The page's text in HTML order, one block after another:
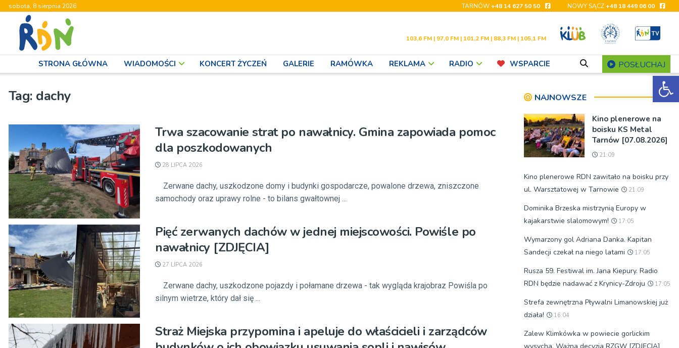
sobota, 8 sierpnia 2026 TARNÓW+48 14 627 50 50 NOWY SĄCZ+48 18 449 06 00
103,6 FM | 97,0 FM | 101,2 FM | 88,3 FM | 105,1 FM
STRONA GŁÓWNA WIADOMOŚCI KONCERT ŻYCZEŃ GALERIE RAMÓWKA REKLAMA RADIO WSPARCIE POSŁUCHAJ
Tag: dachy
Trwa szacowanie strat po nawałnicy. Gmina zapowiada pomoc
dla poszkodowanych
28 LIPCA 2026
Zerwane dachy, uszkodzone domy i budynki gospodarcze, powalone drzewa, zniszczone
samochody oraz uprawy rolne - to bilans gwałtownej ...
Pięć zerwanych dachów w jednej miejscowości. Powiśle po
nawałnicy [ZDJĘCIA]
27 LIPCA 2026
Zerwane dachy, uszkodzone pojazdy i połamane drzewa - tak wygląda krajobraz Powiśla po
silnym wietrze, który dał się ...
Straż Miejska przypomina i apeluje do właścicieli i zarządców
NAJNOWSZE
Kino plenerowe na
boisku KS Metal
Tarnów [07.08.2026]
21:09
Kino plenerowe RDN zawitało na boisku przy
ul. Warsztatowej w Tarnowie
21:09
Dominika Brzeska mistrzynią Europy w
kajakarstwie slalomowym!
17:05
Wymarzony gol Adriana Danka. Kapitan
Sandecji czekał na niego latami
17:05
Rusza 59. Festiwal im. Jana Kiepury. Radio
RDN będzie nadawać z Krynicy-Zdroju
17:05
Strefa zewnętrzna Pływalni Limanowskiej już
działa!
16:04
Zalew Klimkówka w powiecie gorlickim